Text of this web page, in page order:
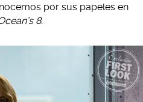
por sus papeles en
8.